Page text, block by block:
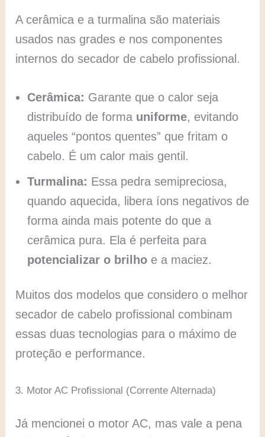
A cerâmica e a turmalina são materiais
usados nas grades e nos componentes
internos do secador de cabelo profissional.
Cerâmica: Garante que o calor seja
distribuído de forma uniforme, evitando
aqueles “pontos quentes” que fritam o
cabelo. É um calor mais gentil.
Turmalina: Essa pedra semipreciosa,
quando aquecida, libera íons negativos de
forma ainda mais potente do que a
cerâmica pura. Ela é perfeita para
potencializar o brilho e a maciez.
Muitos dos modelos que considero o melhor
secador de cabelo profissional combinam
essas duas tecnologias para o máximo de
proteção e performance.
3. Motor AC Profissional (Corrente Alternada)
Já mencionei o motor AC, mas vale a pena